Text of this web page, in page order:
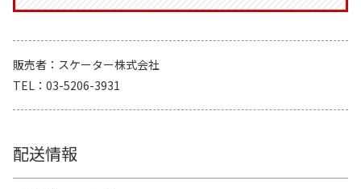
販売者
スケーター株式会社
TEL
03-5206-3931
配送情報